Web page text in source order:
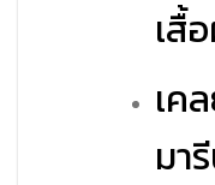
เสื้
เค
มา